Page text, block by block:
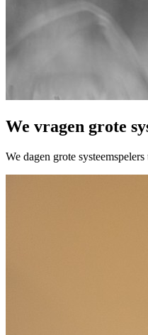
We vragen grote
We dagen grote